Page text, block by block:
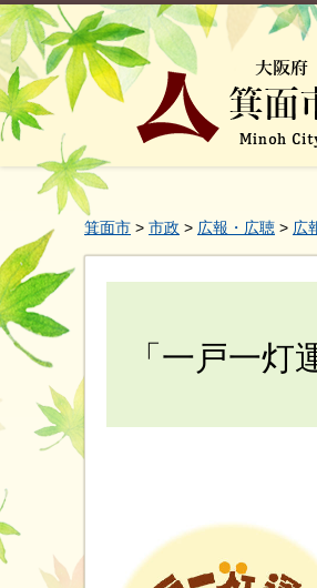
箕面市 > 市政 > 広報・広聴 > 広
「一戸一